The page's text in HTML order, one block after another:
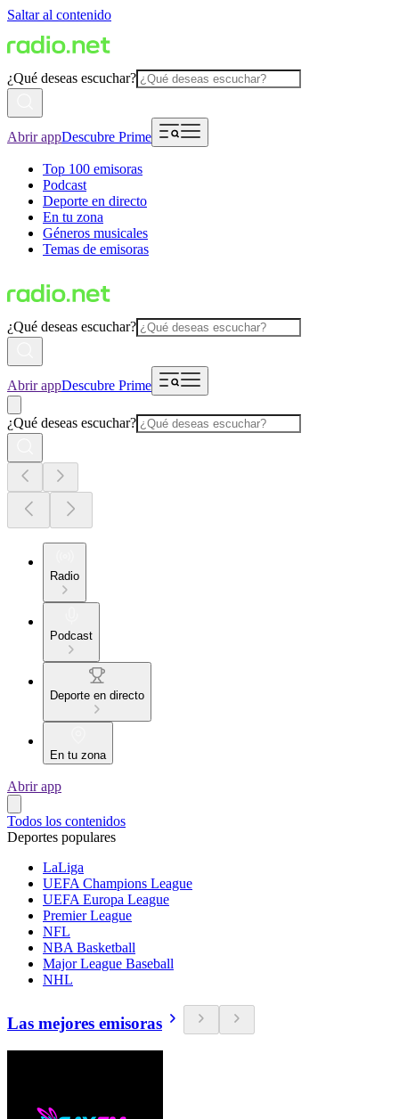
Saltar al contenido
¿Qué deseas escuchar?
Abrir appDescubre Prime
Top 100 emisoras
Podcast
Deporte en directo
En tu zona
Géneros musicales
Temas de emisoras
¿Qué deseas escuchar?
Abrir appDescubre Prime
¿Qué deseas escuchar?
Radio
Podcast
Deporte en directo
En tu zona
Abrir app
Todos los contenidos
Deportes populares
LaLiga
UEFA Champions League
UEFA Europa League
Premier League
NFL
NBA Basketball
Major League Baseball
NHL
Las mejores emisoras